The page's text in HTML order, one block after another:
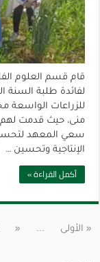
لفائدة طلبة السنة
للزراعات الواسعة
منى، حيث قدمت
سعي المعهد لتحسين
الإنتاجية وتحسين …
أكمل القراءة »
« الأولى ...
«